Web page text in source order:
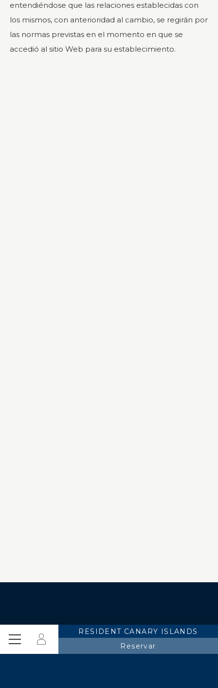
Menú
Iniciar
RESIDENT CANARY ISLANDS
Reservar
entendiéndose que las relaciones establecidas con
los mismos, con anterioridad al cambio, se regirán por
las normas previstas en el momento en que se
accedió al sitio Web para su establecimiento.